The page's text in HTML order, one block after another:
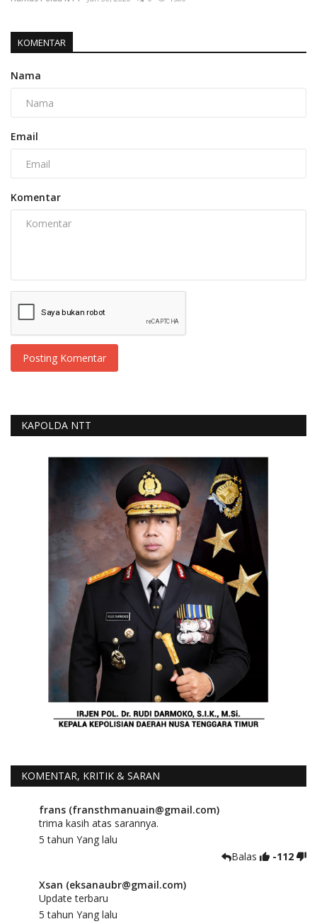
KOMENTAR
Nama
Email
Komentar
Posting Komentar
KAPOLDA NTT
KOMENTAR, KRITIK & SARAN
frans (fransthmanuain@gmail.com)
trima kasih atas sarannya.
5 tahun Yang lalu
Balas
-112
Xsan (eksanaubr@gmail.com)
Update terbaru
5 tahun Yang lalu